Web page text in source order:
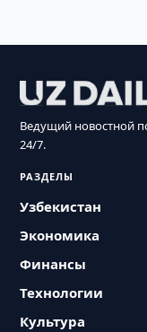
Ведущий новостной
24/7.
РАЗДЕЛЫ
Узбекистан
Экономика
Финансы
Технологии
Культура